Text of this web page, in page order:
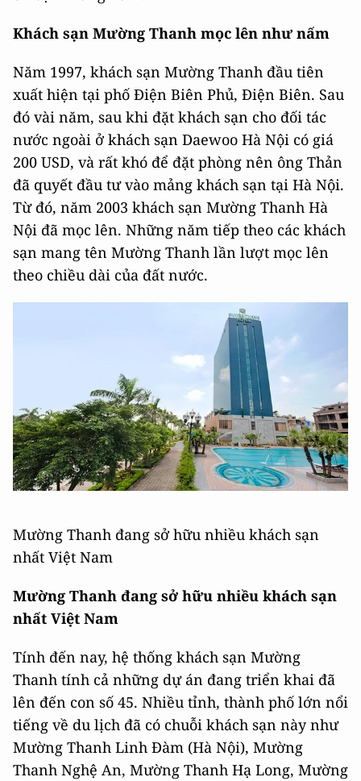
Khách sạn Mường Thanh mọc lên như nấm
Năm 1997, khách sạn Mường Thanh đầu tiên
xuất hiện tại phố Điện Biên Phủ, Điện Biên. Sau
đó vài năm, sau khi đặt khách sạn cho đối tác
nước ngoài ở khách sạn Daewoo Hà Nội có giá
200 USD, và rất khó để đặt phòng nên ông Thản
đã quyết đầu tư vào mảng khách sạn tại Hà Nội.
Từ đó, năm 2003 khách sạn Mường Thanh Hà
Nội đã mọc lên. Những năm tiếp theo các khách
sạn mang tên Mường Thanh lần lượt mọc lên
theo chiều dài của đất nước.
Mường Thanh đang sở hữu nhiều khách sạn
nhất Việt Nam
Mường Thanh đang sở hữu nhiều khách sạn
nhất Việt Nam
Tính đến nay, hệ thống khách sạn Mường
Thanh tính cả những dự án đang triển khai đã
lên đến con số 45. Nhiều tỉnh, thành phố lớn nổi
tiếng về du lịch đã có chuỗi khách sạn này như
Mường Thanh Linh Đàm (Hà Nội), Mường
Thanh Nghệ An, Mường Thanh Hạ Long, Mường